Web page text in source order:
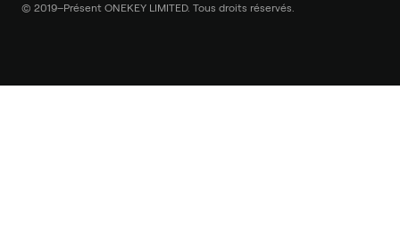
© 2019–Présent ONEKEY LIMITED. Tous droits réservés.